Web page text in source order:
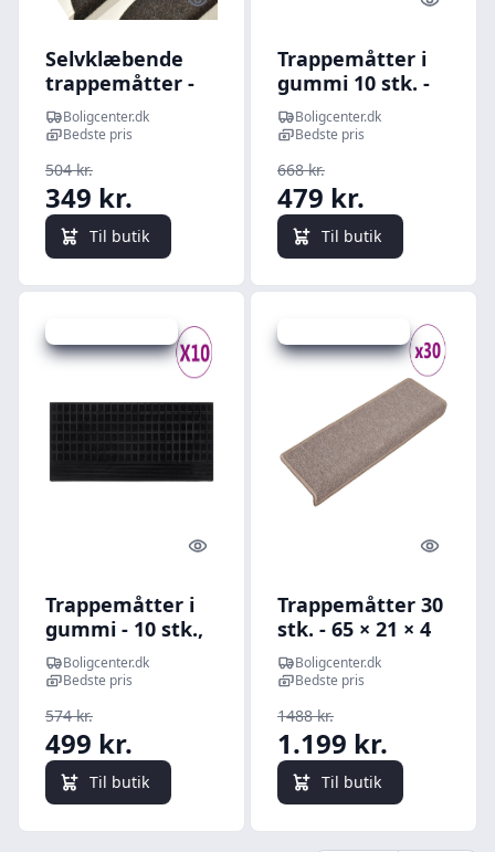
Selvklæbende
trappemåtter -
10 stk., 65 × 21 ×
4 cm, antracit,
Boligcenter.dk
Bedste pris
504 kr.
349 kr.
Til butik
Trappemåtter i
gummi 10 stk. -
25 × 75 cm, sort
Boligcenter.dk
Bedste pris
668 kr.
479 kr.
Til butik
Quick look
Trappemåtter i
gummi - 10 stk.,
25 × 75 cm, sort
Boligcenter.dk
Bedste pris
574 kr.
499 kr.
Til butik
Quick
Trappemåtter 30
stk. - 65 × 21 × 4
cm, lysebrune,
rektangulære
Boligcenter.dk
Bedste pris
1488 kr.
1.199 kr.
Til butik